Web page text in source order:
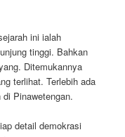
ini ialah
tinggi. Bahkan
Ditemukannya
terlihat. Terlebih ada
Pinawetengan.
detail demokrasi